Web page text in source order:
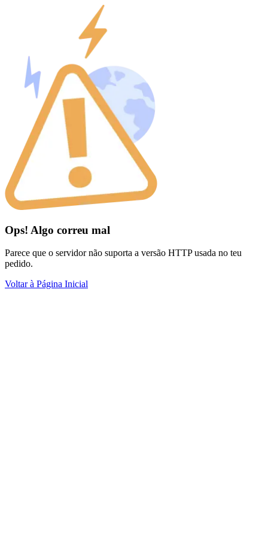
Ops! Algo correu mal
Parece que o servidor não suporta a versão HTTP usada no teu
pedido.
Voltar à Página Inicial